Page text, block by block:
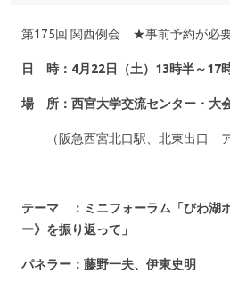
第175回 関西例会 ★事前予約が必要
日 時：4月22日（土）13時半～17
場 所：西宮大学交流センター・大
（阪急西宮北口駅、北東出口
テーマ ：ミニフォーラム「びわ湖
ー》を振り返って」
パネラー：藤野一夫、伊東史明